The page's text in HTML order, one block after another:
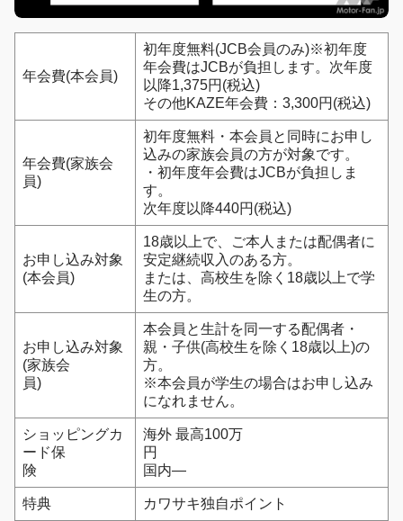
年会費(本会員)
初年度無料(JCB会員のみ)※初年度
年会費はJCBが負担します。次年度
以降1,375円(税込)
その他KAZE年会費：3,300円(税込)
年会費(家族会
員)
初年度無料・本会員と同時にお申し
込みの家族会員の方が対象です。
・初年度年会費はJCBが負担しま
す。
次年度以降440円(税込)
お申し込み対象
(本会員)
18歳以上で、ご本人または配偶者に
安定継続収入のある方。
または、高校生を除く18歳以上で学
生の方。
お申し込み対象
(家族会
員)
本会員と生計を同一する配偶者・
親・子供(高校生を除く18歳以上)の
方。
※本会員が学生の場合はお申し込み
になれません。
ショッピングカ
ード保
険
海外 最高100万
円
国内―
特典 カワサキ独自ポイント